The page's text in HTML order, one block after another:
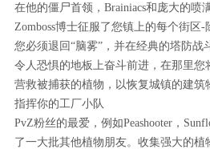
在他的僵尸首领，Brainiacs和庞大的喷
Zomboss博士征服了您镇上的每个街区-
您必须退回“脑雾”，并在经典的塔防战
令人恐惧的地板上奋斗前进，在那里
营救被捕获的植物，以恢复城镇的建筑
指挥你的工厂小队
PvZ粉丝的最爱，例如Peashooter，
了一大批其他植物朋友。收集强大的